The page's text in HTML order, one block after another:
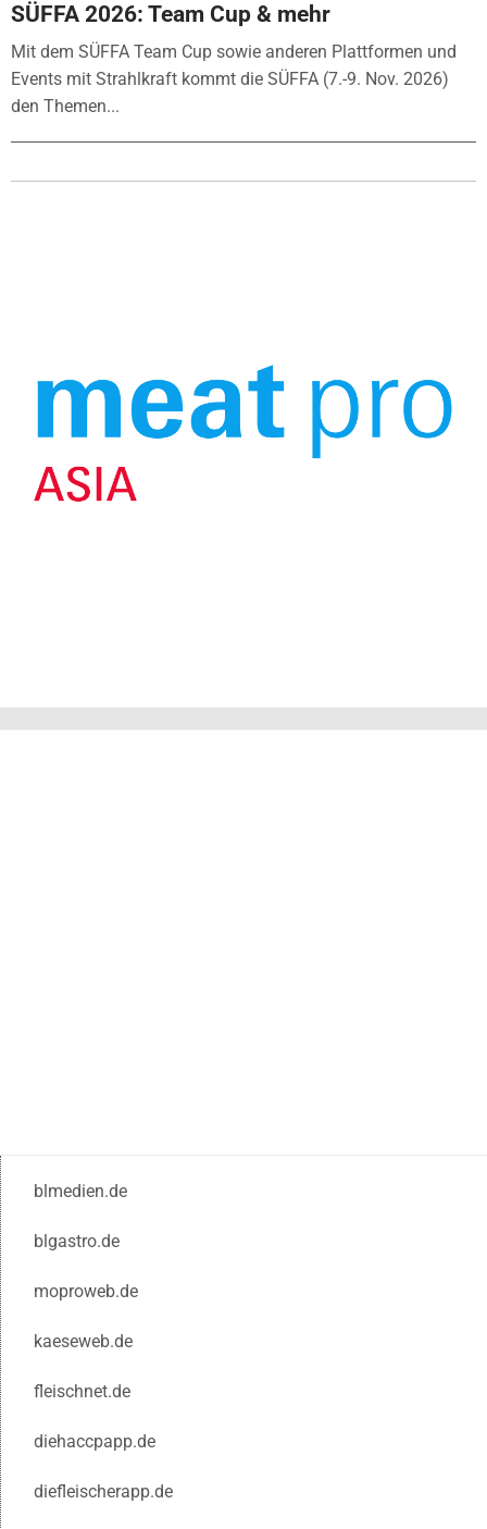
SÜFFA 2026: Team Cup & mehr
Mit dem SÜFFA Team Cup sowie anderen Plattformen und
Events mit Strahlkraft kommt die SÜFFA (7.-9. Nov. 2026)
den Themen...
blmedien.de
blgastro.de
moproweb.de
kaeseweb.de
fleischnet.de
diehaccpapp.de
diefleischerapp.de